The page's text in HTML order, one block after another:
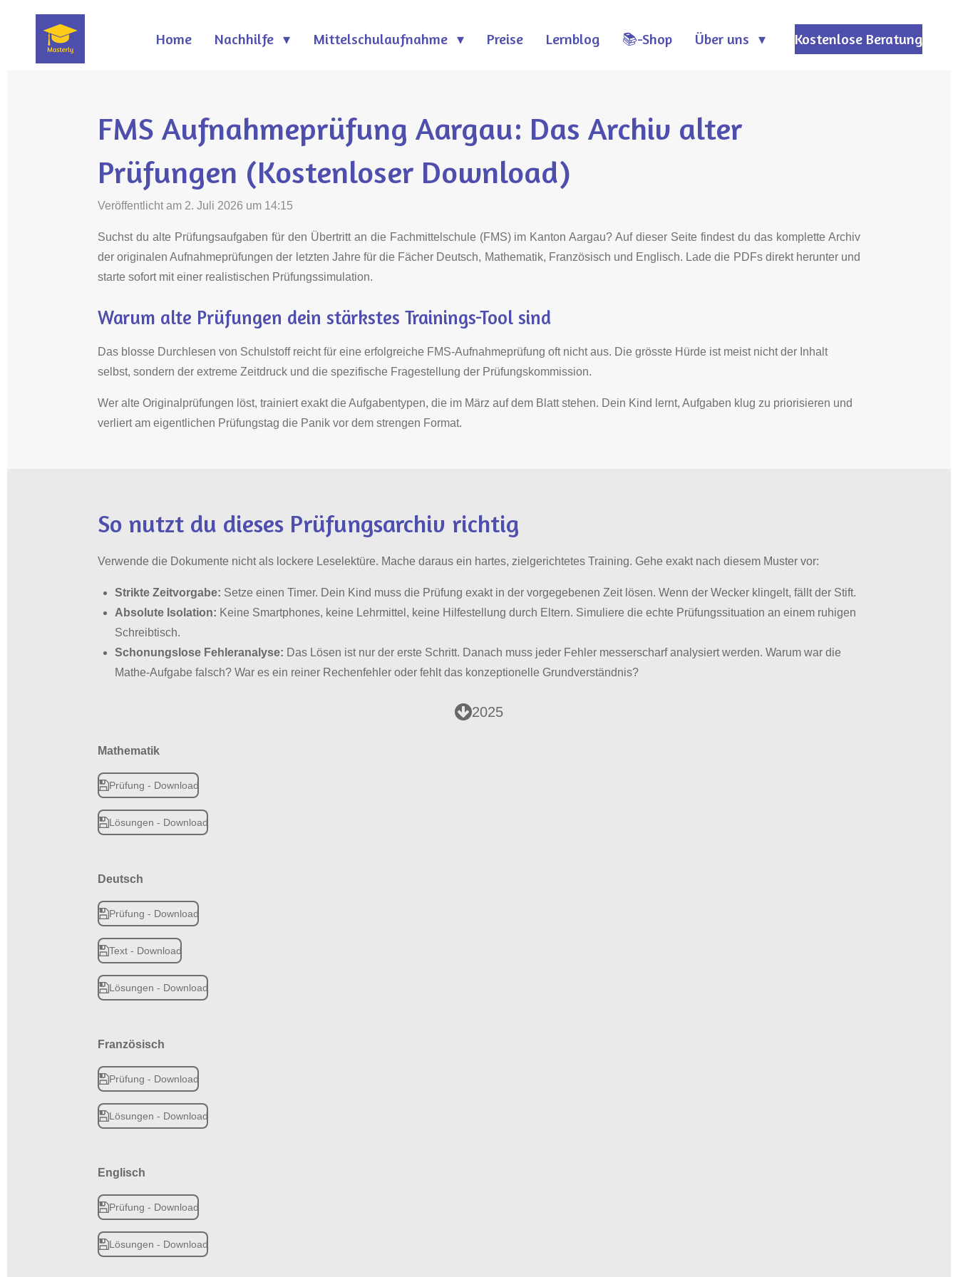
Hauptinhalt
springen
Home Nachhilfe Mittelschulaufnahme Preise Lernblog 📚-Shop Über uns Kostenlose Beratung
FMS Aufnahmeprüfung Aargau: Das Archiv alter
Prüfungen (Kostenloser Download)
Veröffentlicht am 2. Juli 2026 um 14:15
Suchst du alte Prüfungsaufgaben für den Übertritt an die Fachmittelschule (FMS) im Kanton Aargau? Auf dieser Seite findest du das komplette Archiv
der originalen Aufnahmeprüfungen der letzten Jahre für die Fächer Deutsch, Mathematik, Französisch und Englisch. Lade die PDFs direkt herunter und
starte sofort mit einer realistischen Prüfungssimulation.
Warum alte Prüfungen dein stärkstes Trainings-Tool sind
Das blosse Durchlesen von Schulstoff reicht für eine erfolgreiche FMS-Aufnahmeprüfung oft nicht aus. Die grösste Hürde ist meist nicht der Inhalt
selbst, sondern der extreme Zeitdruck und die spezifische Fragestellung der Prüfungskommission.
Wer alte Originalprüfungen löst, trainiert exakt die Aufgabentypen, die im März auf dem Blatt stehen. Dein Kind lernt, Aufgaben klug zu priorisieren und
verliert am eigentlichen Prüfungstag die Panik vor dem strengen Format.
So nutzt du dieses Prüfungsarchiv richtig
Verwende die Dokumente nicht als lockere Leselektüre. Mache daraus ein hartes, zielgerichtetes Training. Gehe exakt nach diesem Muster vor:
Strikte Zeitvorgabe: Setze einen Timer. Dein Kind muss die Prüfung exakt in der vorgegebenen Zeit lösen. Wenn der Wecker klingelt, fällt der Stift.
Absolute Isolation: Keine Smartphones, keine Lehrmittel, keine Hilfestellung durch Eltern. Simuliere die echte Prüfungssituation an einem ruhigen
Schreibtisch.
Schonungslose Fehleranalyse: Das Lösen ist nur der erste Schritt. Danach muss jeder Fehler messerscharf analysiert werden. Warum war die
Mathe-Aufgabe falsch? War es ein reiner Rechenfehler oder fehlt das konzeptionelle Grundverständnis?
2025
Mathematik
Prüfung - Download
Lösungen - Download
Deutsch
Prüfung - Download
Text - Download
Lösungen - Download
Französisch
Prüfung - Download
Lösungen - Download
Englisch
Prüfung - Download
Lösungen - Download